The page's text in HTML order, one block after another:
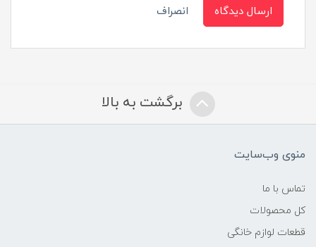
ارسال دیدگاه انصراف
برگشت به بالا
منوی وب‌سایت
تماس با ما
کل محصولات
قطعات لوازم خانگی